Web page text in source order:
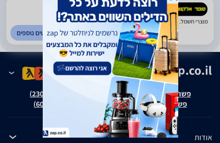
4.51
מוצרי חשמל. פריסה ארצית
לפרטים נוספים
פשרה בת"צ אבנצ'יק נ' זאפ גרופ (ת"צ 23008-08-20)
פשרה בת"צ כהנים נ' זאפ גרופ (ת"צ 60371-12-19)
אודות